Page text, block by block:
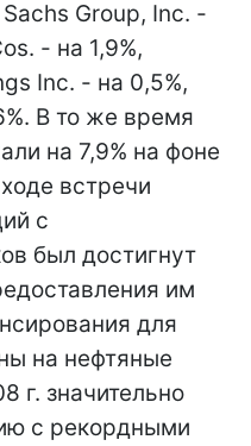
Group, Inc. -
- на 1,9%,
Inc. - на 0,5%,
В то же время
на 7,9% на фоне
встречи
с
был достигнут
им
для
на нефтяные
г. значительно
с рекордными